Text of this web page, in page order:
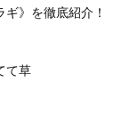
》を徹底紹介！
て草